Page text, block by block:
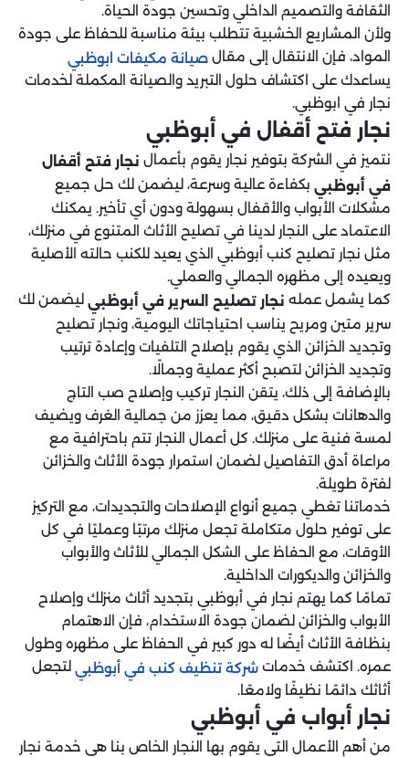
الثقافة والتصميم الداخلي وتحسين جودة الحياة.
ولأن المشاريع الخشبية تتطلب بيئة مناسبة للحفاظ على جودة
المواد، فإن الانتقال إلى مقال صيانة مكيفات ابوظبي
يساعدك على اكتشاف حلول التبريد والصيانة المكملة لخدمات
نجار في ابوظبي.
نجار فتح أقفال في أبوظبي
نتميز في الشركة بتوفير نجار يقوم بأعمال نجار فتح أقفال
في أبوظبي بكفاءة عالية وسرعة، ليضمن لك حل جميع
مشكلات الأبواب والأقفال بسهولة ودون أي تأخير. يمكنك
الاعتماد على النجار لدينا في تصليح الأثاث المتنوع في منزلك،
مثل نجار تصليح كنب أبوظبي الذي يعيد للكنب حالته الأصلية
ويعيده إلى مظهره الجمالي والعملي.
كما يشمل عمله نجار تصليح السرير في أبوظبي ليضمن لك
سرير متين ومريح يناسب احتياجاتك اليومية، ونجار تصليح
وتجديد الخزائن الذي يقوم بإصلاح التلفيات وإعادة ترتيب
وتجديد الخزائن لتصبح أكثر عملية وجمالًا.
بالإضافة إلى ذلك، يتقن النجار تركيب وإصلاح صب التاج
والدهانات بشكل دقيق، مما يعزز من جمالية الغرف ويضيف
لمسة فنية على منزلك. كل أعمال النجار تتم باحترافية مع
مراعاة أدق التفاصيل لضمان استمرار جودة الأثاث والخزائن
لفترة طويلة.
خدماتنا تغطي جميع أنواع الإصلاحات والتجديدات، مع التركيز
على توفير حلول متكاملة تجعل منزلك مرتبًا وعمليًا في كل
الأوقات، مع الحفاظ على الشكل الجمالي للأثاث والأبواب
والخزائن والديكورات الداخلية.
تمامًا كما يهتم نجار في أبوظبي بتجديد أثاث منزلك وإصلاح
الأبواب والخزائن لضمان جودة الاستخدام، فإن الاهتمام
بنظافة الأثاث أيضًا له دور كبير في الحفاظ على مظهره وطول
عمره. اكتشف خدمات شركة تنظيف كنب في أبوظبي لتجعل
أثاثك دائمًا نظيفًا ولامعًا.
نجار أبواب في أبوظبي
من أهم الأعمال التي يقوم بها النجار الخاص بنا هي خدمة نجار